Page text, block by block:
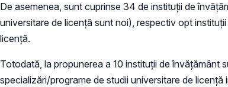
De asemenea, sunt cuprinse 34 de instituții de
universitare de licență sunt noi), respectiv opt
licență.
Totodată, la propunerea a 10 instituții de învățământ
specializări/programe de studii universitare de